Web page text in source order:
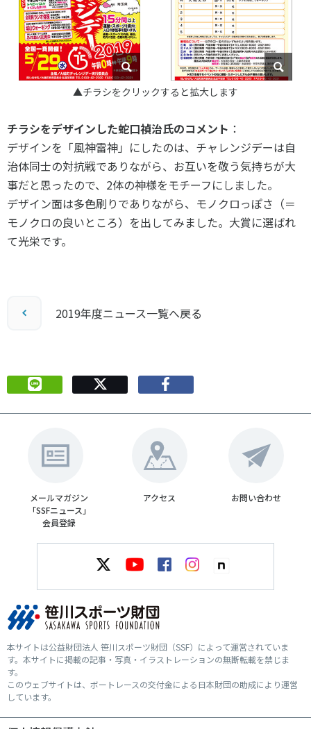
スポーツ辞典
SSF BOOKS
▲チラシをクリックすると拡大します
チラシをデザインした蛇口禎治氏のコメント ：
デザインを「風神雷神」にしたのは、チャレンジデーは自
治体同士の対抗戦でありながら、お互いを敬う気持ちが大
事だと思ったので、2体の神様をモチーフにしました。
デザイン面は多色刷りでありながら、モノクロっぽさ（＝
モノクロの良いところ）を出してみました。大賞に選ばれ
て光栄です。
2019年度ニュース一覧へ戻る
メールマガジン
「SSFニュース」
会員登録
アクセス お問い合わせ
本サイトは公益財団法人 笹川スポーツ財団（SSF）によって運営されていま
す。本サイトに掲載の記事・写真・イラストレーションの無断転載を禁じま
す。
このウェブサイトは、ボートレースの交付金による日本財団の助成により運営
しています。